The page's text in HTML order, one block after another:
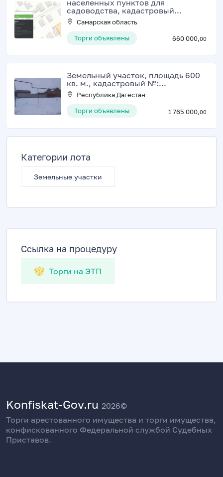
населенных пунктов для
садоводства, кадастровый...
Самарская область
Торги объявлены
660 000,00
Земельный участок, площадь 600
кв. м., кадастровый №:...
Республика Дагестан
Торги объявлены
1 765 000,00
Категории лота
Земельные участки
Ссылка на процедуру
Торги на ЭТП
Konfiskat-Gov.ru 2026©
Торги арестованного имущества и торги имущества,
конфискованного Федеральной службой Судебных
Приставов.